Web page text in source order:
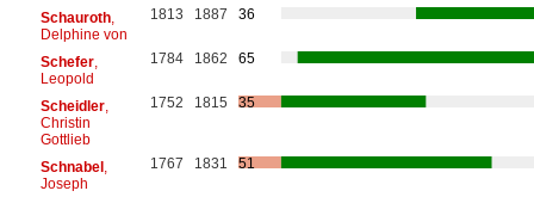
Schauroth,
Delphine von
1813 1887 36
Schefer,
Leopold
1784 1862 65
Scheidler,
Christin
Gottlieb
1752 1815 35
Schnabel,
Joseph
1767 1831 51